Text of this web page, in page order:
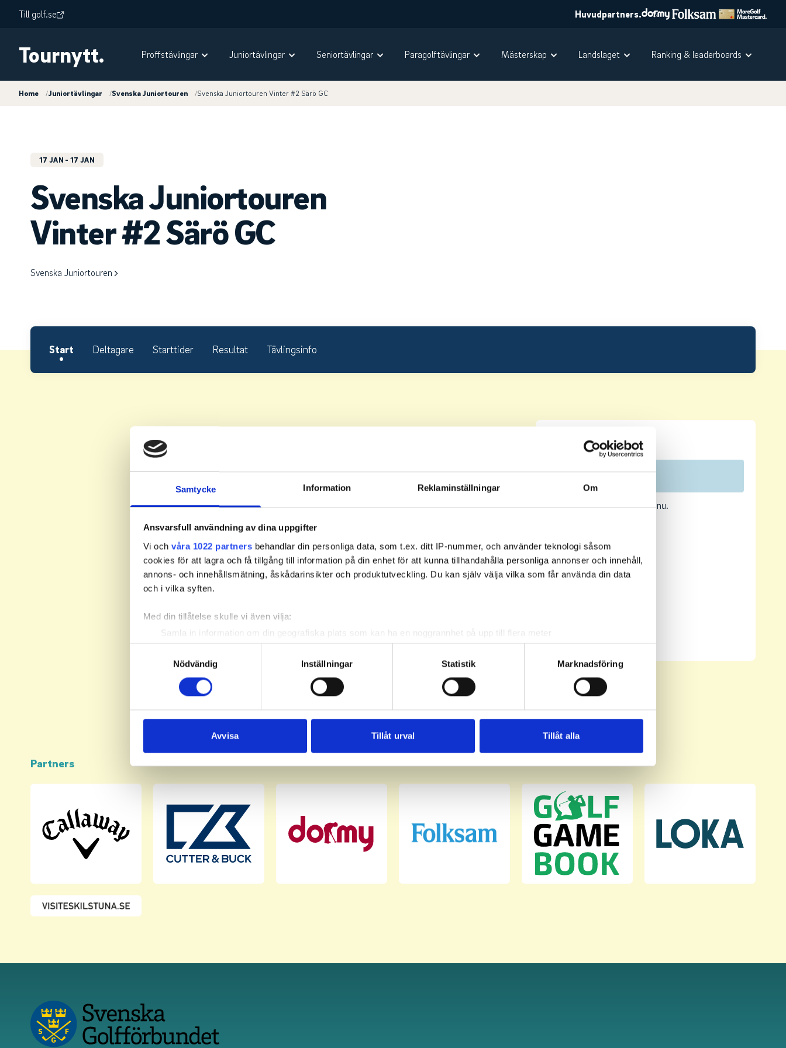
Samtycke Information Reklaminställningar Om
Ansvarsfull användning av dina uppgifter
Vi och våra 1022 partners behandlar din personliga data, som t.ex. ditt IP-nummer, och använder teknologi såsom
cookies för att lagra och få tillgång till information på din enhet för att kunna tillhandahålla personliga annonser och innehåll,
annons- och innehållsmätning, åskådarinsikter och produktutveckling. Du kan själv välja vilka som får använda din data
och i vilka syften.
Med din tillåtelse skulle vi även vilja:
Samla in information om din geografiska plats som kan ha en noggrannhet på upp till flera meter
Identifiera din enhet genom att aktivt skanna den för specifika kännetecken (fingeravtryck)
Ta reda på mer om hur dina personliga uppgifter behandlas och ställ in dina preferenser i
detaljsektionen. Du kan ändra
eller dra tillbaka ditt samtycke när som helst från cookie-förklaringen.
sociala medier och analysera vår trafik. Vi vidarebefordrar även sådana identifierare och annan information från din enhet
till de sociala medier och annons- och analysföretag som vi samarbetar med. Dessa kan i sin tur kombinera informationen
Nödvändig
Inställningar Statistik Marknadsföring
Avvisa Tillåt urval Tillåt alla
Till golf.se Huvudpartners.
Tournytt. Proffstävlingar Juniortävlingar Seniortävlingar Paragolftävlingar Mästerskap Landslaget Ranking & leaderboards
Home /Juniortävlingar /Svenska Juniortouren /Svenska Juniortouren Vinter #2 Särö GC
17 JAN - 17 JAN
Svenska Juniortouren
Vinter #2 Särö GC
Svenska Juniortouren
Start Deltagare Starttider Resultat Tävlingsinfo
Leaderboard.
Inga resultat tillgängliga ännu.
Se full leaderboard
Partners